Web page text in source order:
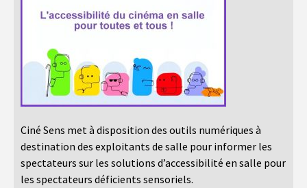
Ciné Sens met à disposition des outils numériques à
destination des exploitants de salle pour informer les
spectateurs sur les solutions d’accessibilité en salle pour
les spectateurs déficients sensoriels.